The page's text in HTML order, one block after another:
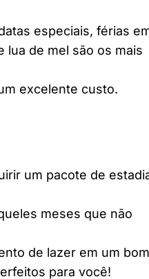
especiais, férias
lua de mel são os mais
excelente custo.
um pacote de
meses que não
de lazer em um bom
para você!